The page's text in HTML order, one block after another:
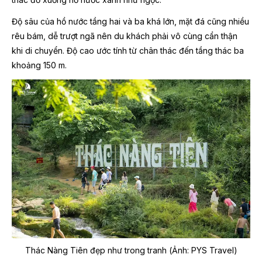
Độ sâu của hồ nước tầng hai và ba khá lớn, mặt đá cũng nhiều
rêu bám, dễ trượt ngã nên du khách phải vô cùng cẩn thận
khi di chuyển. Độ cao ước tính từ chân thác đến tầng thác ba
khoảng 150 m.
Thác Nàng Tiên đẹp như trong tranh (Ảnh: PYS Travel)